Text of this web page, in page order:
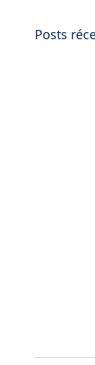
Posts